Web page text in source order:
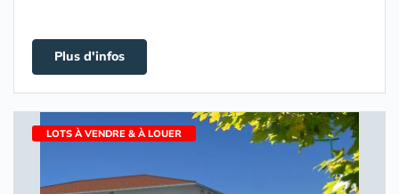
Plus d'infos
LOTS À VENDRE & À LOUER